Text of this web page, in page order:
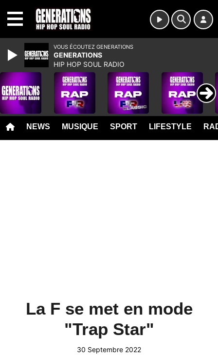
NEWS MUSIQUE SPORT LIFESTYLE
La F se met en mode
"Trap Star"
30 Septembre 2022
VOUS ÉCOUTEZ GENERATIONS
GENERATIONS
HIP HOP SOUL RADIO